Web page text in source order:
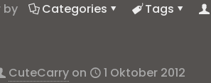
by Categories Tags
CuteCarry on 1 Oktober 2012